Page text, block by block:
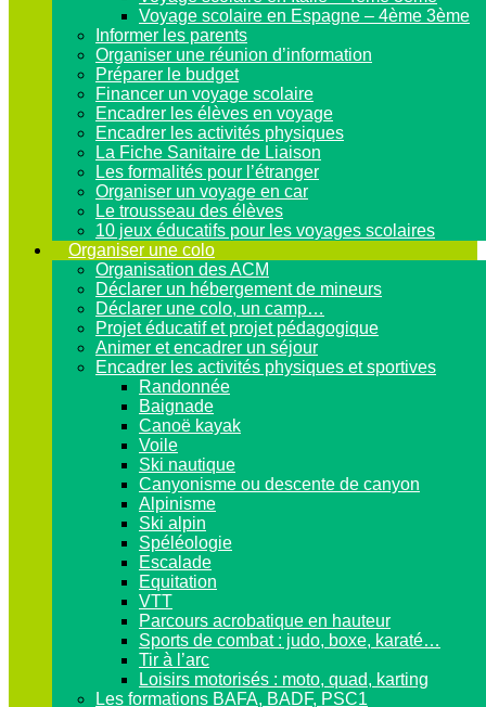
Voyage scolaire en Espagne – 4ème 3ème
Informer les parents
Organiser une réunion d’information
Préparer le budget
Financer un voyage scolaire
Encadrer les élèves en voyage
Encadrer les activités physiques
La Fiche Sanitaire de Liaison
Les formalités pour l’étranger
Organiser un voyage en car
Le trousseau des élèves
10 jeux éducatifs pour les voyages scolaires
Organiser une colo
Organisation des ACM
Déclarer un hébergement de mineurs
Déclarer une colo, un camp…
Projet éducatif et projet pédagogique
Animer et encadrer un séjour
Encadrer les activités physiques et sportives
Randonnée
Baignade
Canoë kayak
Voile
Ski nautique
Canyonisme ou descente de canyon
Alpinisme
Ski alpin
Spéléologie
Escalade
Equitation
VTT
Parcours acrobatique en hauteur
Sports de combat : judo, boxe, karaté…
Tir à l’arc
Loisirs motorisés : moto, quad, karting
Les formations BAFA, BADF, PSC1